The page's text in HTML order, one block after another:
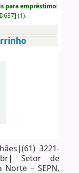
para empréstimo:
] (1).
3221-
Setor de
– SEPN,